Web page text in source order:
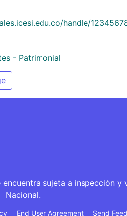
handle/
- Patrimonial
sujeta a inspección y
Nacional.
End User Agreement Send